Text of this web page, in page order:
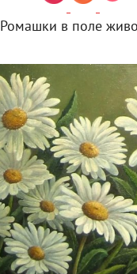
Ромашки в поле